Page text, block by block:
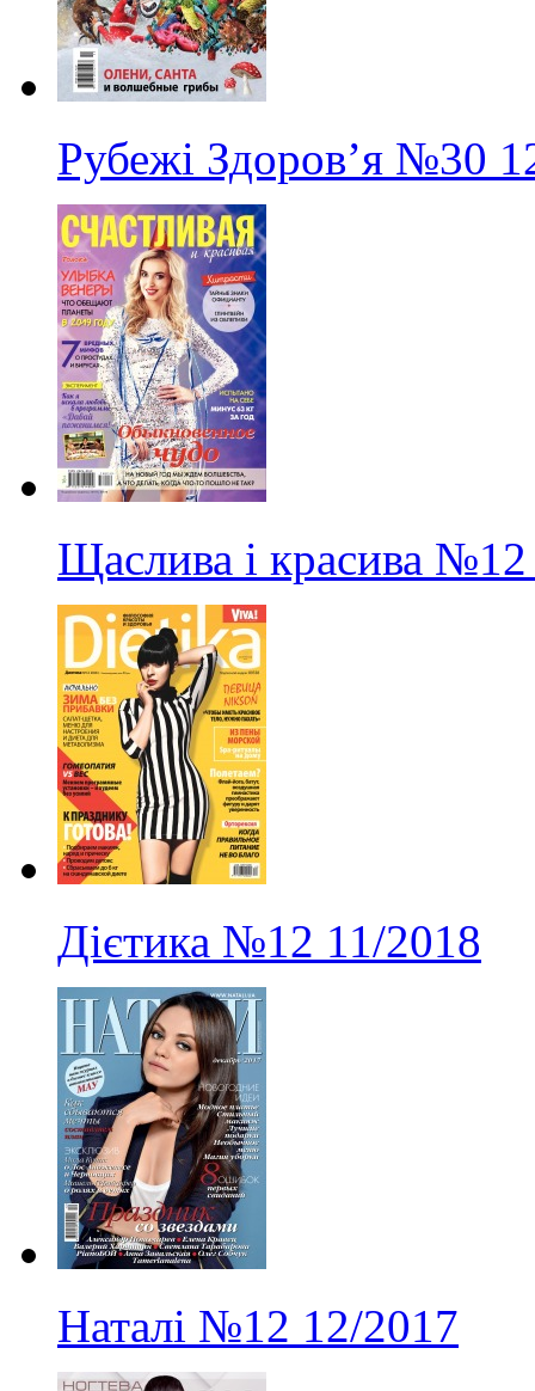
Рубежі Здоров’я №30
Щаслива і красива №12
Дієтика №12 11/2018
Наталі №12 12/2017